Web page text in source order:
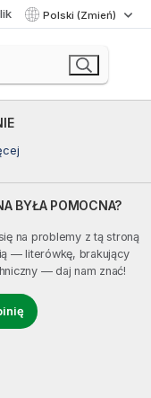
Polski (Zmień)
BYŁA POMOCNA?
na problemy z tą stroną
— literówkę, brakujący
— daj nam znać!